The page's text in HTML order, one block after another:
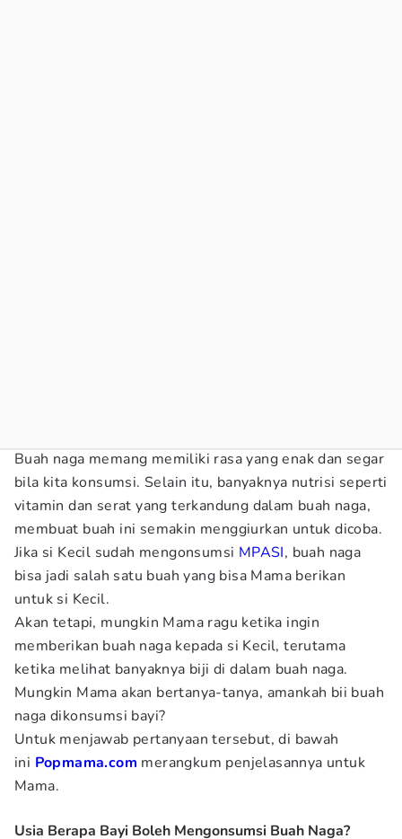
Buah naga memang memiliki rasa yang enak dan segar
bila kita konsumsi. Selain itu, banyaknya nutrisi seperti
vitamin dan serat yang terkandung dalam buah naga,
membuat buah ini semakin menggiurkan untuk dicoba.
Jika si Kecil sudah mengonsumsi MPASI, buah naga
bisa jadi salah satu buah yang bisa Mama berikan
untuk si Kecil.
Akan tetapi, mungkin Mama ragu ketika ingin
memberikan buah naga kepada si Kecil, terutama
ketika melihat banyaknya biji di dalam buah naga.
Mungkin Mama akan bertanya-tanya, amankah bii buah
naga dikonsumsi bayi?
Untuk menjawab pertanyaan tersebut, di bawah
ini Popmama.com merangkum penjelasannya untuk
Mama.
Usia Berapa Bayi Boleh Mengonsumsi Buah Naga?